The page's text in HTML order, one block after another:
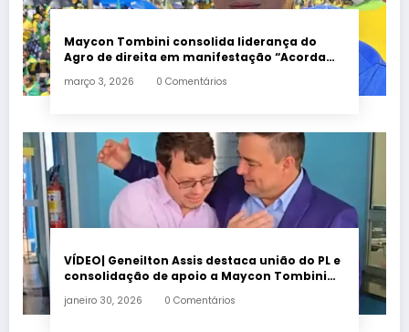
Maycon Tombini consolida liderança do
Agro de direita em manifestação “Acorda
março 3, 2026 0 Comentários
VÍDEO| Geneilton Assis destaca união do PL e
consolidação de apoio a Maycon Tombini
janeiro 30, 2026 0 Comentários